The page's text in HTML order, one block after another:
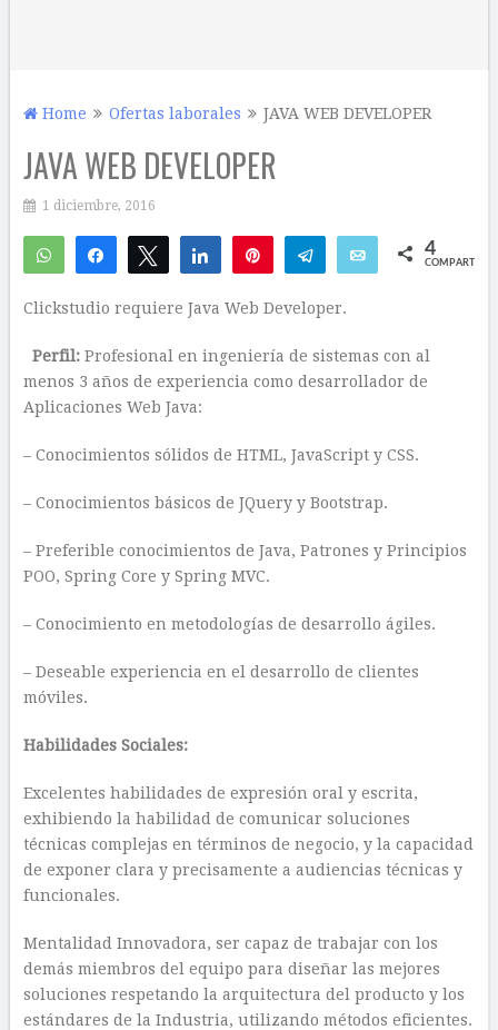
Home Ofertas laborales JAVA WEB DEVELOPER
JAVA WEB DEVELOPER
1 diciembre, 2016
WhatsAppCompartirTwittear Compartir Telegram Email 4
COMPARTIR
Clickstudio requiere Java Web Developer.
Perfil: Profesional en ingeniería de sistemas con al
menos 3 años de experiencia como desarrollador de
Aplicaciones Web Java:
– Conocimientos sólidos de HTML, JavaScript y CSS.
– Conocimientos básicos de JQuery y Bootstrap.
– Preferible conocimientos de Java, Patrones y Principios
POO, Spring Core y Spring MVC.
– Conocimiento en metodologías de desarrollo ágiles.
– Deseable experiencia en el desarrollo de clientes
móviles.
Habilidades Sociales:
Excelentes habilidades de expresión oral y escrita,
exhibiendo la habilidad de comunicar soluciones
técnicas complejas en términos de negocio, y la capacidad
de exponer clara y precisamente a audiencias técnicas y
funcionales.
Mentalidad Innovadora, ser capaz de trabajar con los
demás miembros del equipo para diseñar las mejores
soluciones respetando la arquitectura del producto y los
estándares de la Industria, utilizando métodos eficientes.